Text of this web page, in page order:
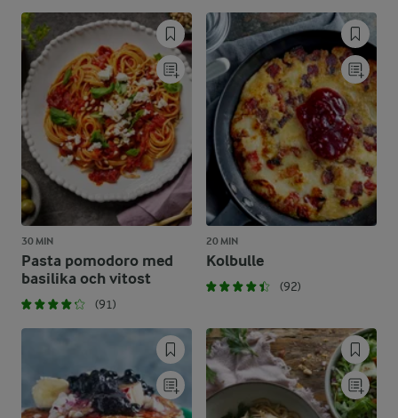
30 MIN
Pasta pomodoro med
basilika och vitost
(91)
20 MIN
Kolbulle
(92)